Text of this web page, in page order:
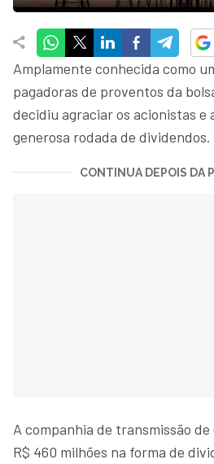
Amplamente conhecida como
pagadoras de proventos da
decidiu agraciar os acionistas e
generosa rodada de dividendos.
CONTINUA DEPOIS DA
A companhia de transmissão
R$ 460 milhões na forma de